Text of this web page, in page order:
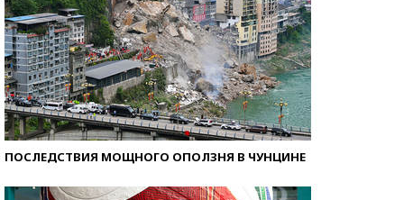
ПОСЛЕДСТВИЯ МОЩНОГО ОПОЛЗНЯ В ЧУНЦИНЕ